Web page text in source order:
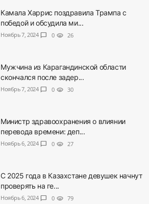
Камала Харрис поздравила Трампа с
победой и обсудила ми...
Ноябрь 7, 2024 chat_bubble 0 visibility 26
Мужчина из Карагандинской области
скончался после задер...
Ноябрь 7, 2024 chat_bubble 0 visibility 30
Министр здравоохранения о влиянии
перевода времени: деп...
Ноябрь 6, 2024 chat_bubble 0 visibility 27
С 2025 года в Казахстане девушек начнут
проверять на ге...
Ноябрь 6, 2024 chat_bubble 0 visibility 79